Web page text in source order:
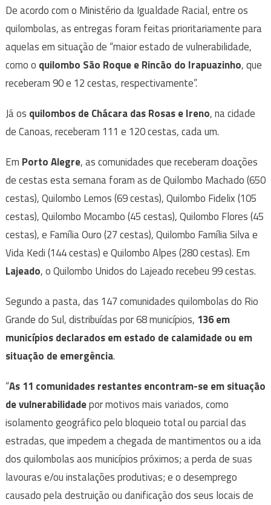
De acordo com o Ministério da Igualdade Racial, entre os
quilombolas, as entregas foram feitas prioritariamente para
aquelas em situação de “maior estado de vulnerabilidade,
como o quilombo São Roque e Rincão do Irapuazinho, que
receberam 90 e 12 cestas, respectivamente”.
Já os quilombos de Chácara das Rosas e Ireno, na cidade
de Canoas, receberam 111 e 120 cestas, cada um.
Em Porto Alegre, as comunidades que receberam doações
de cestas esta semana foram as de Quilombo Machado (650
cestas), Quilombo Lemos (69 cestas), Quilombo Fidelix (105
cestas), Quilombo Mocambo (45 cestas), Quilombo Flores (45
cestas), e Família Ouro (27 cestas), Quilombo Família Silva e
Vida Kedi (144 cestas) e Quilombo Alpes (280 cestas). Em
Lajeado, o Quilombo Unidos do Lajeado recebeu 99 cestas.
Segundo a pasta, das 147 comunidades quilombolas do Rio
Grande do Sul, distribuídas por 68 municípios, 136 em
municípios declarados em estado de calamidade ou em
situação de emergência.
“As 11 comunidades restantes encontram-se em situação
de vulnerabilidadepor motivos mais variados, como
isolamento geográfico pelo bloqueio total ou parcial das
estradas, que impedem a chegada de mantimentos ou a ida
dos quilombolas aos municípios próximos; a perda de suas
lavouras e/ou instalações produtivas; e o desemprego
causado pela destruição ou danificação dos seus locais de